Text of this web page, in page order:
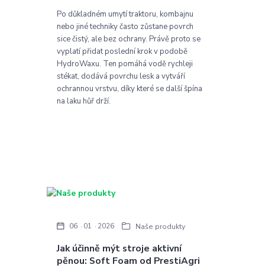
Po důkladném umytí traktoru, kombajnu
nebo jiné techniky často zůstane povrch
sice čistý, ale bez ochrany. Právě proto se
vyplatí přidat poslední krok v podobě
HydroWaxu. Ten pomáhá vodě rychleji
stékat, dodává povrchu lesk a vytváří
ochrannou vrstvu, díky které se další špína
na laku hůř drží.
Jak účinně mýt stroje aktivní
pěnou: Soft Foam od PrestiAgri
06 01 2026 Naše produkty